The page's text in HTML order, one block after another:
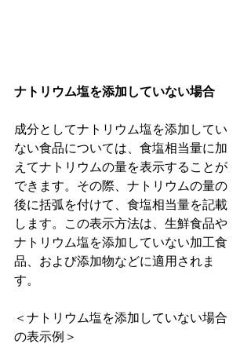
ナトリウム塩を添加していない場合
成分としてナトリウム塩を添加してい
ない食品については、食塩相当量に加
えてナトリウムの量を表示することが
できます。その際、ナトリウムの量の
後に括弧を付けて、食塩相当量を記載
します。この表示方法は、生鮮食品や
ナトリウム塩を添加していない加工食
品、および添加物などに適用されま
す。
＜ナトリウム塩を添加していない場合
の表示例＞